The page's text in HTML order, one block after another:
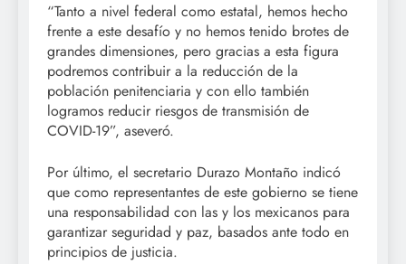
“Tanto a nivel federal como estatal, hemos hecho
frente a este desafío y no hemos tenido brotes de
grandes dimensiones, pero gracias a esta figura
podremos contribuir a la reducción de la
población penitenciaria y con ello también
logramos reducir riesgos de transmisión de
COVID-19”, aseveró.
Por último, el secretario Durazo Montaño indicó
que como representantes de este gobierno se tiene
una responsabilidad con las y los mexicanos para
garantizar seguridad y paz, basados ante todo en
principios de justicia.